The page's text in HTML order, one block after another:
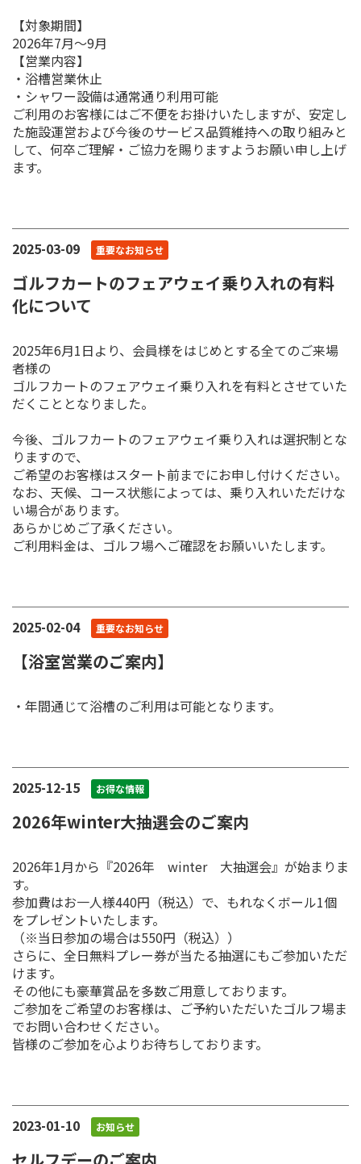
【対象期間】
2026年7月〜9月
【営業内容】
・浴槽営業休止
・シャワー設備は通常通り利用可能
ご利用のお客様にはご不便をお掛けいたしますが、安定し
た施設運営および今後のサービス品質維持への取り組みと
して、何卒ご理解・ご協力を賜りますようお願い申し上げ
ます。
2025-03-09 重要なお知らせ
ゴルフカートのフェアウェイ乗り入れの有料
化について
2025年6月1日より、会員様をはじめとする全てのご来場
者様の
ゴルフカートのフェアウェイ乗り入れを有料とさせていた
だくこととなりました。
今後、ゴルフカートのフェアウェイ乗り入れは選択制とな
りますので、
ご希望のお客様はスタート前までにお申し付けください。
なお、天候、コース状態によっては、乗り入れいただけな
い場合があります。
あらかじめご了承ください。
ご利用料金は、ゴルフ場へご確認をお願いいたします。
2025-02-04 重要なお知らせ
【浴室営業のご案内】
・年間通じて浴槽のご利用は可能となります。
2025-12-15 お得な情報
2026年winter大抽選会のご案内
2026年1月から『2026年 winter 大抽選会』が始まりま
す。
参加費はお一人様440円（税込）で、もれなくボール1個
をプレゼントいたします。
（※当日参加の場合は550円（税込））
さらに、全日無料プレー券が当たる抽選にもご参加いただ
けます。
その他にも豪華賞品を多数ご用意しております。
ご参加をご希望のお客様は、ご予約いただいたゴルフ場ま
でお問い合わせください。
皆様のご参加を心よりお待ちしております。
2023-01-10 お知らせ